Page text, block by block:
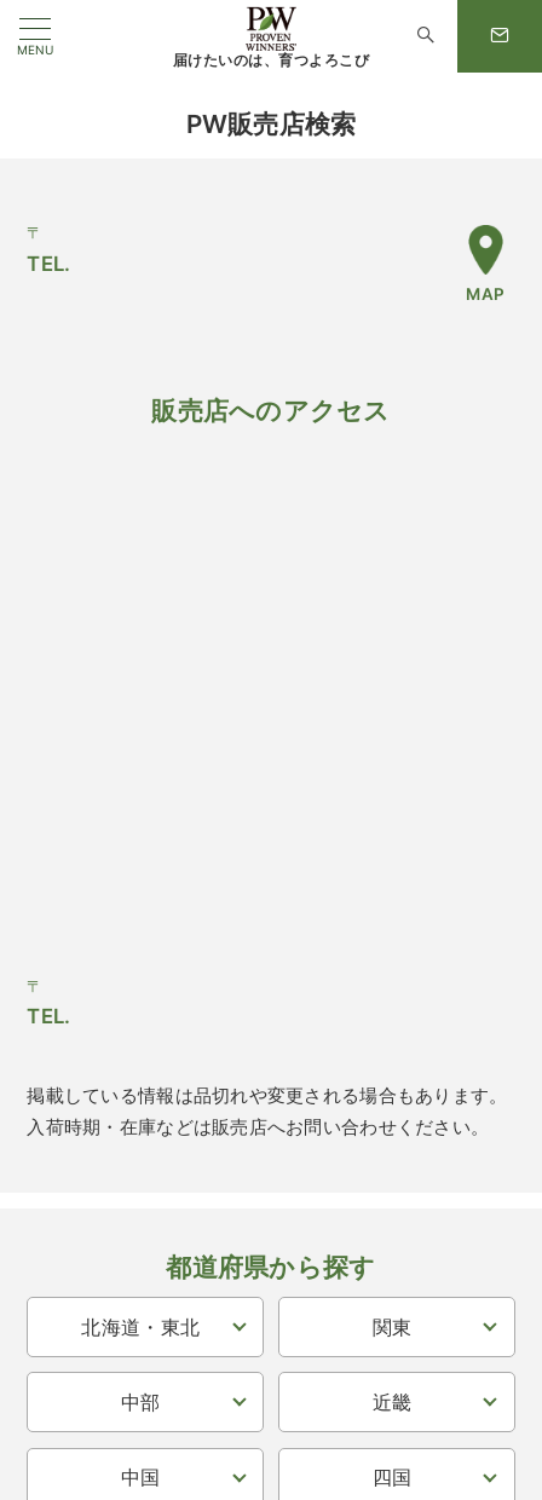
MENU
届けたいのは、育つよろこび
PW販売店検索
〒
TEL.
MAP
販売店へのアクセス
〒
TEL.
掲載している情報は品切れや変更される場合もあります。
入荷時期・在庫などは販売店へお問い合わせください。
都道府県から探す
北海道・東北 関東
中部 近畿
中国 四国